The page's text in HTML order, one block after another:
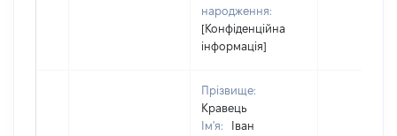
народження:
[Конфіденційна
інформація]
Прізвище:
Кравець
Ім'я:
Іван